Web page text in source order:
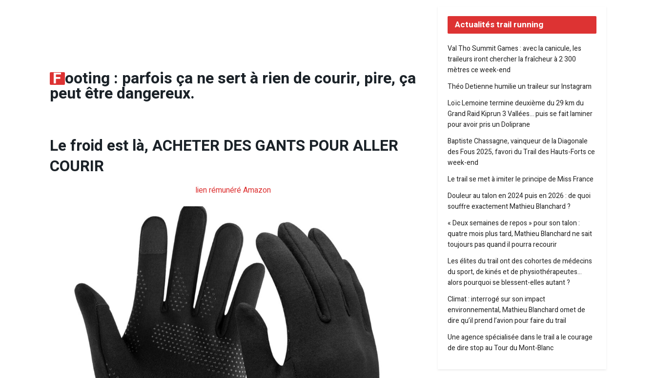
Footing : parfois ça ne sert à rien de courir, pire, ça
peut être dangereux.
Le froid est là, ACHETER DES GANTS POUR ALLER
COURIR
lien rémunéré Amazon
Actualités trail running
Val Tho Summit Games : avec la canicule, les
traileurs iront chercher la fraîcheur à 2 300
mètres ce week-end
Théo Detienne humilie un traileur sur Instagram
Loïc Lemoine termine deuxième du 29 km du
Grand Raid Kiprun 3 Vallées… puis se fait laminer
pour avoir pris un Doliprane
Baptiste Chassagne, vainqueur de la Diagonale
des Fous 2025, favori du Trail des Hauts-Forts ce
week-end
Le trail se met à imiter le principe de Miss France
Douleur au talon en 2024 puis en 2026 : de quoi
souffre exactement Mathieu Blanchard ?
« Deux semaines de repos » pour son talon :
quatre mois plus tard, Mathieu Blanchard ne sait
toujours pas quand il pourra recourir
Les élites du trail ont des cohortes de médecins
du sport, de kinés et de physiothérapeutes…
alors pourquoi se blessent-elles autant ?
Climat : interrogé sur son impact
environnemental, Mathieu Blanchard omet de
dire qu’il prend l’avion pour faire du trail
Une agence spécialisée dans le trail a le courage
de dire stop au Tour du Mont-Blanc